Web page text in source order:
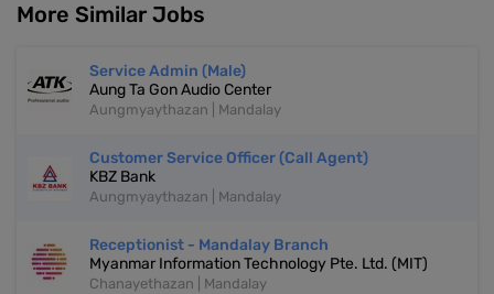
More Similar Jobs
Service Admin (Male)
Aung Ta Gon Audio Center
Aungmyaythazan | Mandalay
Customer Service Officer (Call Agent)
KBZ Bank
Aungmyaythazan | Mandalay
Receptionist - Mandalay Branch
Myanmar Information Technology Pte. Ltd. (MIT)
Chanayethazan | Mandalay